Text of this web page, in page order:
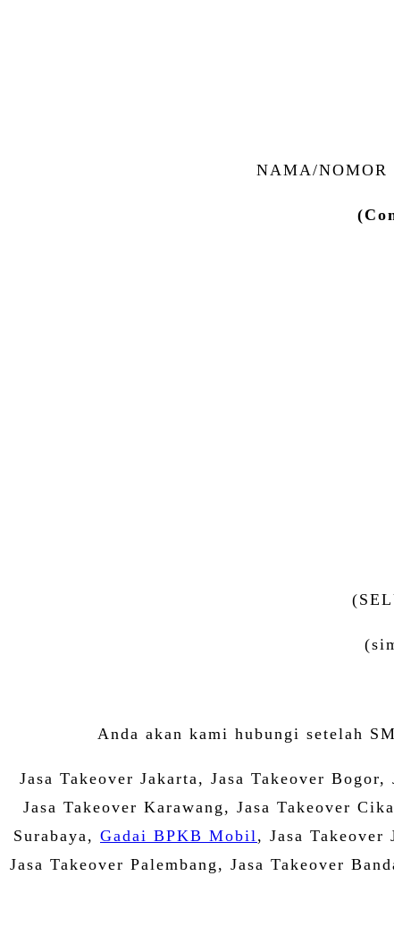
NAMA/
Anda akan kami hubungi setelah
Jasa Takeover Jakarta, Jasa Takeover
Jasa Takeover Karawang, Jasa Takeover
Surabaya, Gadai BPKB Mobil , Jasa Takeover
Jasa Takeover Palembang, Jasa Takeover